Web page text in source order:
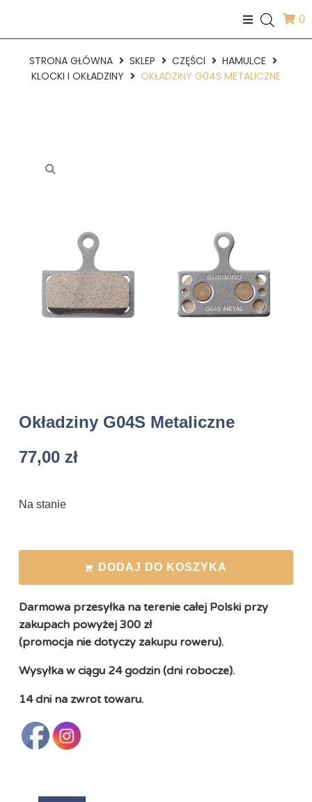
0
STRONA GŁÓWNA SKLEP CZĘŚCI
HAMULCE
KLOCKI I OKŁADZINY
OKŁADZINY G04S METALICZNE
Okładziny G04S Metaliczne
77,00 zł
Na stanie
DODAJ DO KOSZYKA
Darmowa przesyłka na terenie całej Polski przy
zakupach powyżej 300 zł
(promocja nie dotyczy zakupu roweru).
Wysyłka w ciągu 24 godzin (dni robocze).
14 dni na zwrot towaru.